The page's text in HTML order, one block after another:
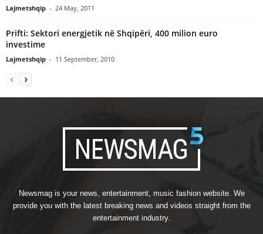
Lajmetshqip - 24 May, 2011
Prifti: Sektori energjetik në Shqipëri, 400 milion euro
investime
Lajmetshqip - 11 September, 2010
Newsmag is your news, entertainment, music fashion website. We
provide you with the latest breaking news and videos straight from the
entertainment industry.